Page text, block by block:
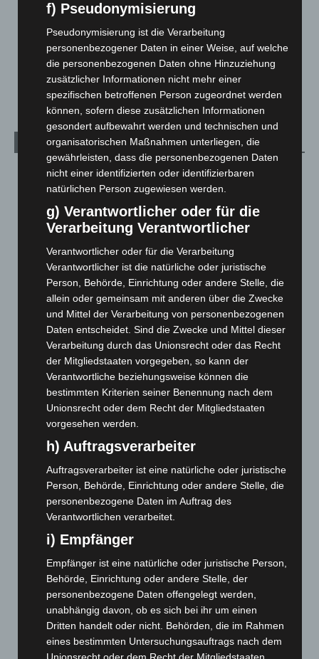
Menschen
Veranstaltungen
1.887
Archiv
August 2026(12)
Juli 2026(73)
Juni 2026(139)
Mai 2026 (99)
April 2026(99)
März 2026(115)
Februar 2026(109)
Januar 2026
(122)
Dezember 2025(103)
November 2025(114)
Oktober 2025 (112)
September 2025 (93)
August 2025(90)
Juli 2025 (90)
Juni 2025(103)
Mai 2025(112)
April 2025(88)
März 2025(111)
Februar 2025
(96)
Januar 2025(88)
Dezember 2024(89)
November 2024(94)
Oktober 2024(93)
f) Pseudonymisierung
Pseudonymisierung ist die Verarbeitung
personenbezogener Daten in einer Weise, auf welche
die personenbezogenen Daten ohne Hinzuziehung
zusätzlicher Informationen nicht mehr einer
spezifischen betroffenen Person zugeordnet werden
können, sofern diese zusätzlichen Informationen
gesondert aufbewahrt werden und technischen und
organisatorischen Maßnahmen unterliegen, die
gewährleisten, dass die personenbezogenen Daten
nicht einer identifizierten oder identifizierbaren
natürlichen Person zugewiesen werden.
g) Verantwortlicher oder für die
Verarbeitung Verantwortlicher
Verantwortlicher oder für die Verarbeitung
Verantwortlicher ist die natürliche oder juristische
Person, Behörde, Einrichtung oder andere Stelle, die
allein oder gemeinsam mit anderen über die Zwecke
und Mittel der Verarbeitung von personenbezogenen
Daten entscheidet. Sind die Zwecke und Mittel dieser
Verarbeitung durch das Unionsrecht oder das Recht
der Mitgliedstaaten vorgegeben, so kann der
Verantwortliche beziehungsweise können die
bestimmten Kriterien seiner Benennung nach dem
Unionsrecht oder dem Recht der Mitgliedstaaten
vorgesehen werden.
h) Auftragsverarbeiter
Auftragsverarbeiter ist eine natürliche oder juristische
Person, Behörde, Einrichtung oder andere Stelle, die
personenbezogene Daten im Auftrag des
Verantwortlichen verarbeitet.
i) Empfänger
Empfänger ist eine natürliche oder juristische Person,
Behörde, Einrichtung oder andere Stelle, der
personenbezogene Daten offengelegt werden,
unabhängig davon, ob es sich bei ihr um einen
Dritten handelt oder nicht. Behörden, die im Rahmen
eines bestimmten Untersuchungsauftrags nach dem